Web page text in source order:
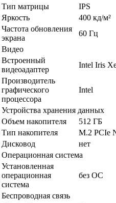
Тип матрицы
IPS
Яркость
400 кд/м²
Частота обновления
экрана
60 Гц
Видео
Встроенный
видеоадаптер
Intel Iris
Производитель
графического
процессора
Intel
Устройства хранения данных
Объем накопителя
512 ГБ
Тип накопителя
M.2 PCIe
Дисковод
нет
Операционная система
Установленная
операционная
система
без ОС
Беспроводная связь